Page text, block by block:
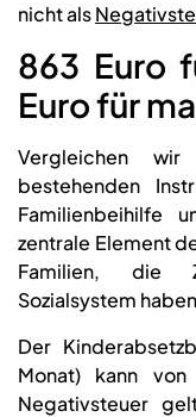
nicht als
863 Euro
Euro für
Vergleichen
bestehenden
Familienbeihilfe
zentrale Element
Familien, die
Sozialsystem
Der
Monat) kann
Negativsteuer